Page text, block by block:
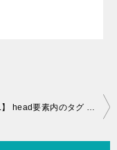
【HTML】 head要素内のタグ title･link･script要素の解説